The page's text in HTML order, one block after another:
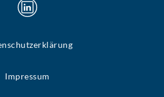
Impressum